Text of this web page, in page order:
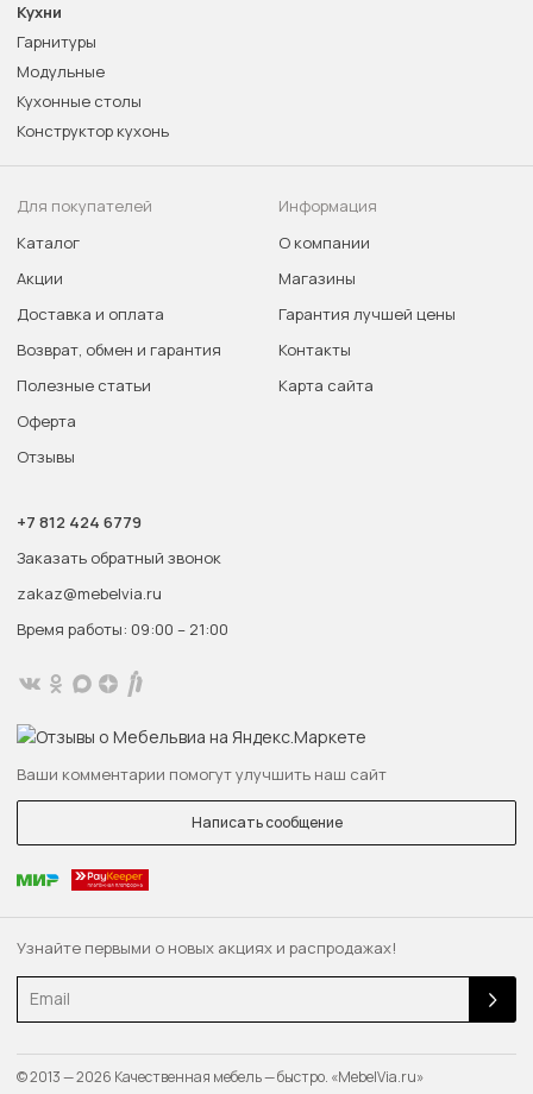
Узнайте первыми о новых акциях и распродажах!
Email
Кухни
Гарнитуры
Модульные
Кухонные столы
Конструктор кухонь
Для покупателей
Каталог
Акции
Доставка и оплата
Возврат, обмен и гарантия
Полезные статьи
Оферта
Отзывы
Информация
О компании
Магазины
Гарантия лучшей цены
Контакты
Карта сайта
+7 812 424 6779
Заказать обратный звонок
zakaz@mebelvia.ru
Время работы: 09:00 – 21:00
Ваши комментарии помогут улучшить наш сайт
Написать сообщение
© 2013 — 2026 Качественная мебель — быстро. «MebelVia.ru»